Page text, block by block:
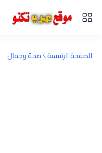
الصفحة الرئيسية صحة وجمال